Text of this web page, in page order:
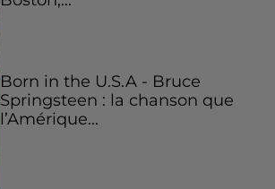
Born in the U.S.A - Bruce
Springsteen : la chanson que
l’Amérique...